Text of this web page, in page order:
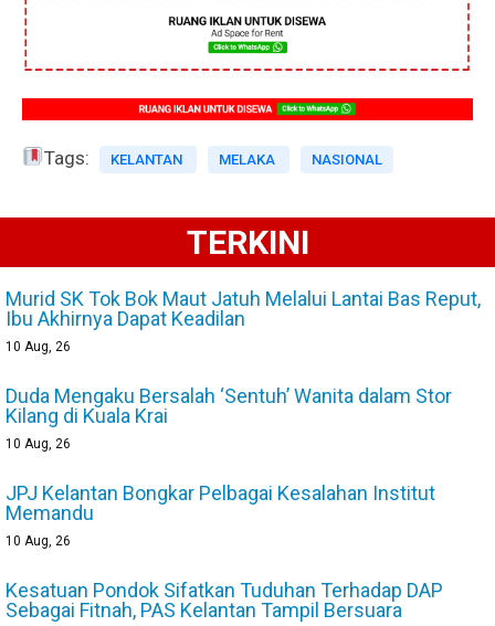
Tags: KELANTAN MELAKA NASIONAL
TERKINI
Murid SK Tok Bok Maut Jatuh Melalui Lantai Bas Reput,
Ibu Akhirnya Dapat Keadilan
10 Aug, 26
Duda Mengaku Bersalah ‘Sentuh’ Wanita dalam Stor
Kilang di Kuala Krai
10 Aug, 26
JPJ Kelantan Bongkar Pelbagai Kesalahan Institut
Memandu
10 Aug, 26
Kesatuan Pondok Sifatkan Tuduhan Terhadap DAP
Sebagai Fitnah, PAS Kelantan Tampil Bersuara